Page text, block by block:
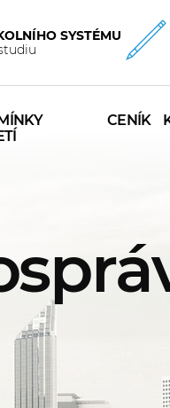
SYSTÉMU
CENÍK